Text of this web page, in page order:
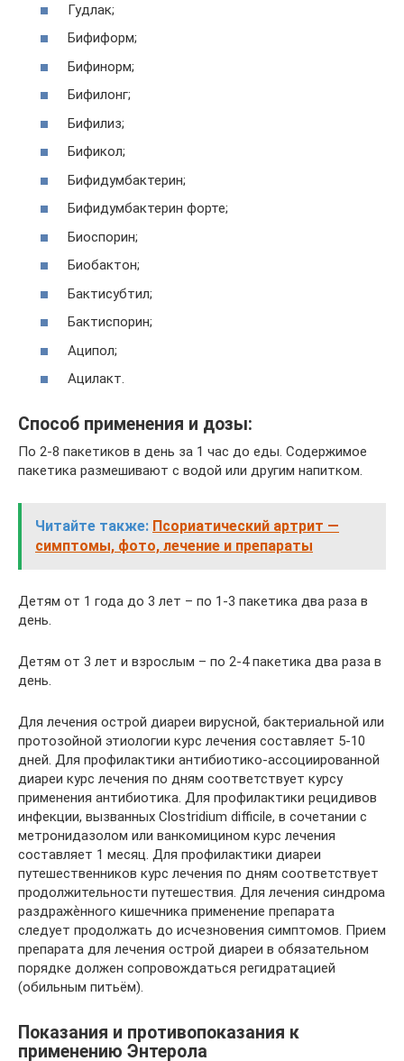
Гудлак;
Бифиформ;
Бифинорм;
Бифилонг;
Бифилиз;
Бификол;
Бифидумбактерин;
Бифидумбактерин форте;
Биоспорин;
Биобактон;
Бактисубтил;
Бактиспорин;
Аципол;
Ацилакт.
Способ применения и дозы:
По 2-8 пакетиков в день за 1 час до еды. Содержимое
пакетика размешивают с водой или другим напитком.
Читайте также: Псориатический артрит —
симптомы, фото, лечение и препараты
Детям от 1 года до 3 лет – по 1-3 пакетика два раза в
день.
Детям от 3 лет и взрослым – по 2-4 пакетика два раза в
день.
Для лечения острой диареи вирусной, бактериальной или
протозойной этиологии курс лечения составляет 5-10
дней. Для профилактики антибиотико-ассоциированной
диареи курс лечения по дням соответствует курсу
применения антибиотика. Для профилактики рецидивов
инфекции, вызванных Clostridium difficile, в сочетании с
метронидазолом или ванкомицином курс лечения
составляет 1 месяц. Для профилактики диареи
путешественников курс лечения по дням соответствует
продолжительности путешествия. Для лечения синдрома
раздражѐнного кишечника применение препарата
следует продолжать до исчезновения симптомов. Прием
препарата для лечения острой диареи в обязательном
порядке должен сопровождаться регидратацией
(обильным питьём).
Показания и противопоказания к
применению Энтерола